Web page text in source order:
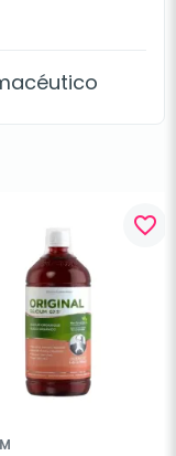
favorite_border